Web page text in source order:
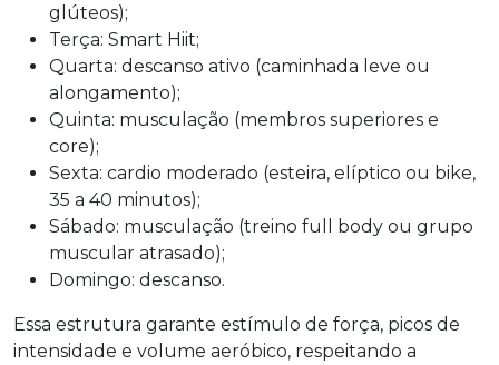
glúteos);
Terça: Smart Hiit;
Quarta: descanso ativo (caminhada leve ou
alongamento);
Quinta: musculação (membros superiores e
core);
Sexta: cardio moderado (esteira, elíptico ou bike,
35 a 40 minutos);
Sábado: musculação (treino full body ou grupo
muscular atrasado);
Domingo: descanso.
Essa estrutura garante estímulo de força, picos de
intensidade e volume aeróbico, respeitando a